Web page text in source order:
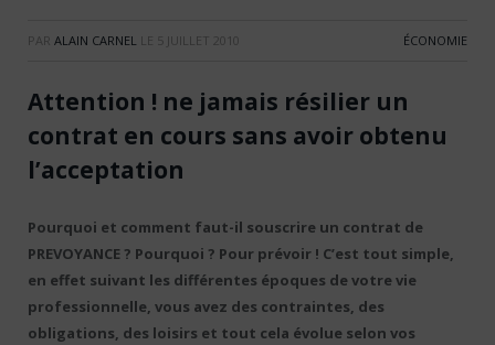
PAR ALAIN CARNEL LE 5 JUILLET 2010 ÉCONOMIE
Attention ! ne jamais résilier un
contrat en cours sans avoir obtenu
l’acceptation
Pourquoi et comment faut-il souscrire un contrat de
PREVOYANCE ? Pourquoi ? Pour prévoir ! C’est tout simple,
en effet suivant les différentes époques de votre vie
professionnelle, vous avez des contraintes, des
obligations, des loisirs et tout cela évolue selon vos